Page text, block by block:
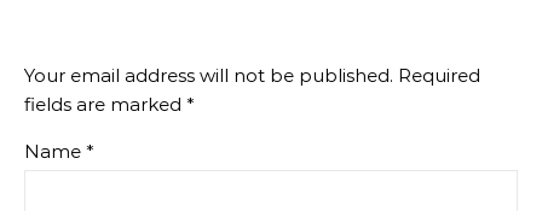
Your email address will not be published. Required
fields are marked *
Name *